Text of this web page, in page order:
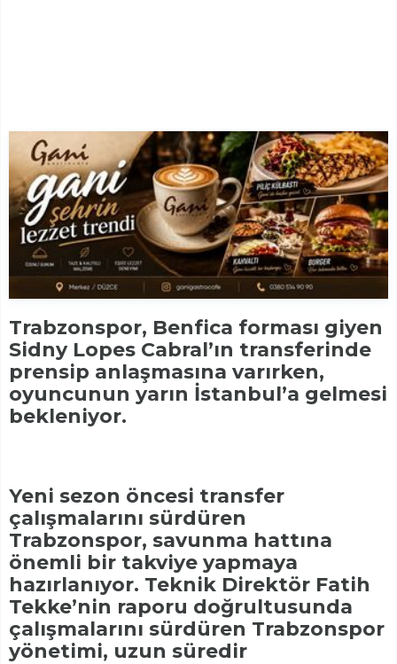
Trabzonspor, Benfica forması giyen
Sidny Lopes Cabral’ın transferinde
prensip anlaşmasına varırken,
oyuncunun yarın İstanbul’a gelmesi
bekleniyor.
Yeni sezon öncesi transfer
çalışmalarını sürdüren
Trabzonspor, savunma hattına
önemli bir takviye yapmaya
hazırlanıyor. Teknik Direktör Fatih
Tekke’nin raporu doğrultusunda
çalışmalarını sürdüren Trabzonspor
yönetimi, uzun süredir